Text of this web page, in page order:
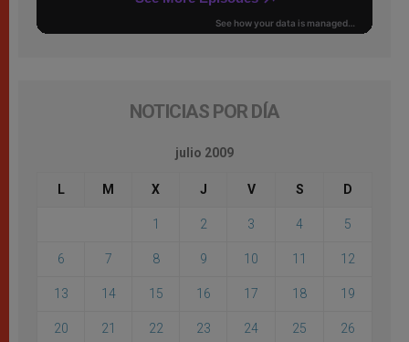
NOTICIAS POR DÍA
julio 2009
L M X J V S D
1 2 3 4 5
6 7 8 9 10 11 12
13 14 15 16 17 18 19
20 21 22 23 24 25 26